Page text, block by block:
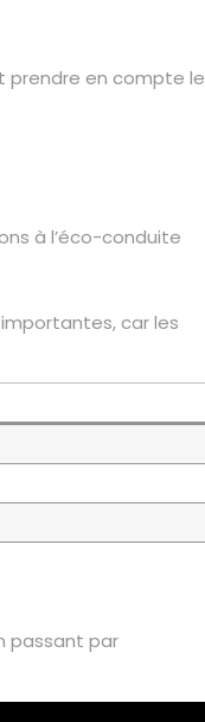
prendre en compte le
à l’éco-conduite
car les
passant par